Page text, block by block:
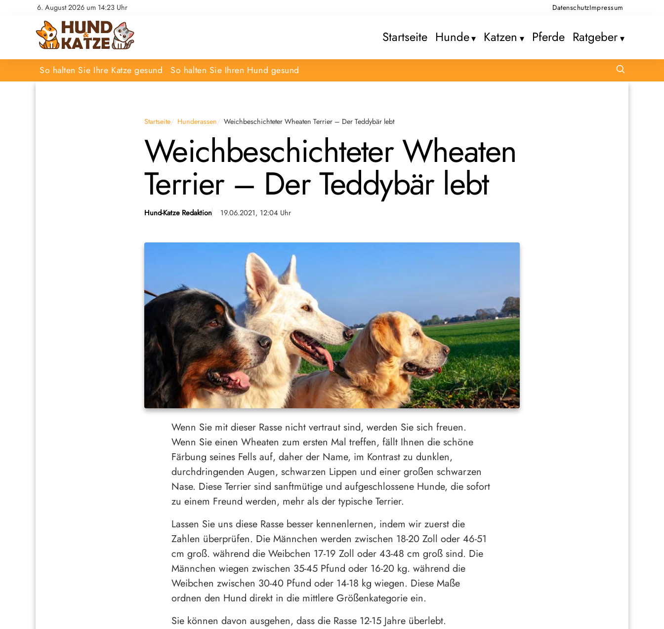
6. August 2026 um 14:23 Uhr DatenschutzImpressum
Startseite Hunde Katzen Pferde Ratgeber
So halten Sie Ihre Katze gesund So halten Sie Ihren Hund gesund
Startseite Hunderassen Weichbeschichteter Wheaten Terrier – Der Teddybär lebt
Weichbeschichteter Wheaten
Terrier – Der Teddybär lebt
Hund-Katze Redaktion 19.06.2021, 12:04 Uhr
Wenn Sie mit dieser Rasse nicht vertraut sind, werden Sie sich freuen.
Wenn Sie einen Wheaten zum ersten Mal treffen, fällt Ihnen die schöne
Färbung seines Fells auf, daher der Name, im Kontrast zu dunklen,
durchdringenden Augen, schwarzen Lippen und einer großen schwarzen
Nase. Diese Terrier sind sanftmütige und aufgeschlossene Hunde, die sofort
zu einem Freund werden, mehr als der typische Terrier.
Lassen Sie uns diese Rasse besser kennenlernen, indem wir zuerst die
Zahlen überprüfen. Die Männchen werden zwischen 18-20 Zoll oder 46-51
cm groß. während die Weibchen 17-19 Zoll oder 43-48 cm groß sind. Die
Männchen wiegen zwischen 35-45 Pfund oder 16-20 kg. während die
Weibchen zwischen 30-40 Pfund oder 14-18 kg wiegen. Diese Maße
ordnen den Hund direkt in die mittlere Größenkategorie ein.
Sie können davon ausgehen, dass die Rasse 12-15 Jahre überlebt.